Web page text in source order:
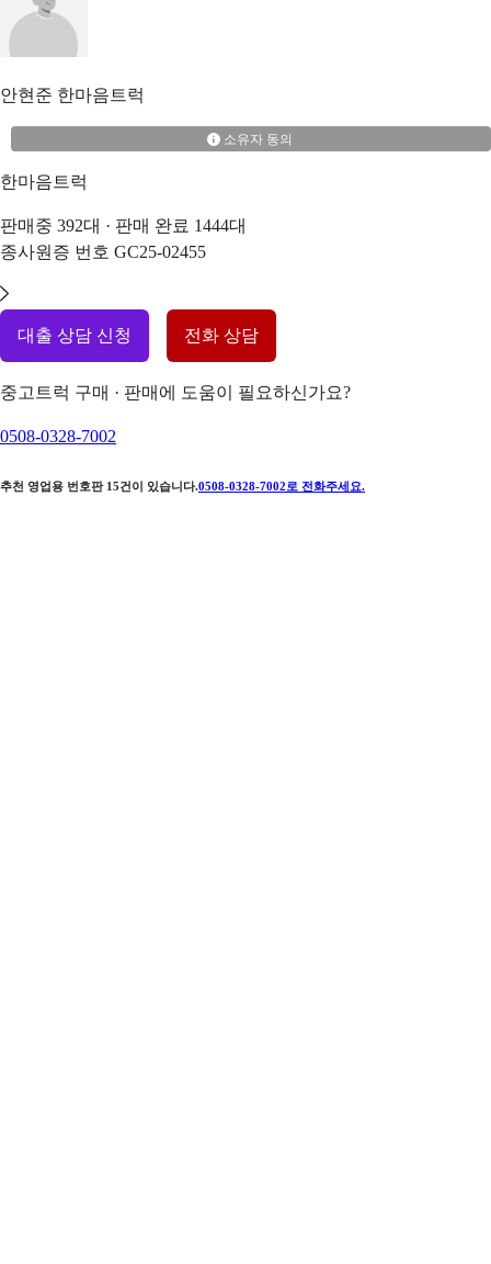
안현준 한마음트럭
소유자 동의
한마음트럭
판매중 392대 · 판매 완료 1444대
종사원증 번호 GC25-02455
대출 상담 신청 전화 상담
중고트럭 구매 · 판매에 도움이 필요하신가요?
0508-0328-7002
추천 영업용 번호판 15건이 있습니다.0508-0328-7002 로 전화주세요.